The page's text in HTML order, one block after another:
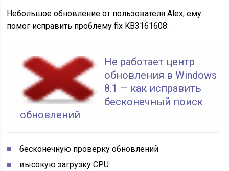
Небольшое обновление от пользователя Alex, ему
помог исправить проблему fix KB3161608:
Не работает центр
обновления в Windows
8.1 — как исправить
бесконечный поиск
обновлений
бесконечную проверку обновлений
высокую загрузку CPU